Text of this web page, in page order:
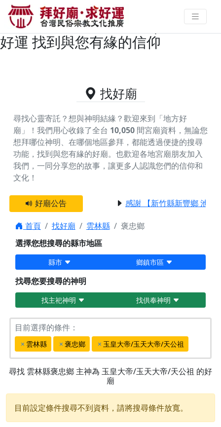
雲林縣褒忠鄉主神為玉皇大帝/玉天
大帝/天公祖的好廟資料｜拜好廟求
好運 找到與您有緣的信仰
找好廟
尋找心靈寄託？想與神明結緣？歡迎來到「地方好
廟」！我們用心收錄了全台 10,050 間宮廟資料，無論您
想拜哪位神明、在哪個地區參拜，都能透過便捷的搜尋
功能，找到與您有緣的好廟。 也歡迎各地宮廟朋友加入
我們，一同分享您的故事，讓更多人認識您們的信仰和
文化！
好廟公告 感謝 【新竹縣新豐鄉 池和
首頁 找好廟 雲林縣
褒忠鄉
選擇您想搜尋的縣市地區
縣市 鄉鎮市區
找尋您要搜尋的神明
找主祀神明 找供奉神明
目前選擇的條件：
雲林縣 褒忠鄉 玉皇大帝/玉天大帝/天公祖
尋找 雲林縣褒忠鄉 主神為 玉皇大帝/玉天大帝/天公祖 的好
廟
目前設定條件搜尋不到資料，請將搜尋條件放寬。